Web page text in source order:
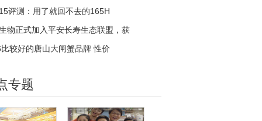
评测：用了就回不去的165H
物正式加入平安长寿生态联盟，获
较好的唐山大闸蟹品牌 性价
专题